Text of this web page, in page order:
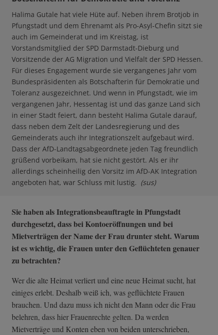
Halima Gutale hat viele Hüte auf. Neben ihrem Brotjob in
Pfungstadt und dem Ehrenamt als Pro-Asyl-Chefin sitzt sie
auch im Gemeinderat und im Kreistag, ist
Vorstandsmitglied der SPD Darmstadt-Dieburg und
Vorsitzende der AG Migration und Vielfalt der SPD Hessen.
Für dieses Engagement wurde sie vergangenes Jahr vom
Bundespräsidenten als Botschafterin für Demokratie und
Toleranz ausgezeichnet. Und wenn in Pfungstadt, wie im
vergangenen Jahr, Hessentag ist und das ganze Land sich
in einer Stadt feiert, dann besteht Halima Gutale darauf,
dass neben dem Zelt der Landesregierung und des
Gemeinderats auch ihr Integrationszelt aufgebaut wird.
Dass der AfD-Landtagsabgeordnete jeden Tag freundlich
grüßend vorbeikam, hat sie nicht gestört. Als er ihr
allerdings scheinheilig den Vorsitz im AfD-AK Integration
angeboten hat, war Schluss mit lustig. (sus)
Sie haben als Integrationsbeauftragte in Pfungstadt
durchgesetzt, dass bei Kontoeröffnungen und bei
Mietverträgen der Name der Frau drunter steht. Warum
ist es wichtig, die Frauen unter den Geflüchteten genauer
zu betrachten?
Wer die alte Heimat verliert und eine neue Heimat sucht, hat
einiges erlebt. Deshalb weiß ich, was geflüchtete Frauen
brauchen. Und dazu muss ich nicht den Mann oder die Frau
belehren, dass hier Frauenrechte gelten. Da werden
Mietverträge und Konten eben von beiden unterschrieben,